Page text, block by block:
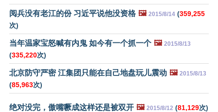
阅兵没有老江的份 习近平说他没资格 🖼️ 2015/8/14 (359,255
次)
当年温家宝怒喊有内鬼 如今有一个抓一个 🖼️ 2015/8/13
(335,220次)
北京防守严密 江集团只能在自己地盘玩儿震动 🖼️ 2015/8/13
(85,963次)
绝对没完，傲嘴噘成这样还是被双开 🖼️ 2015/8/12 (81,129次)